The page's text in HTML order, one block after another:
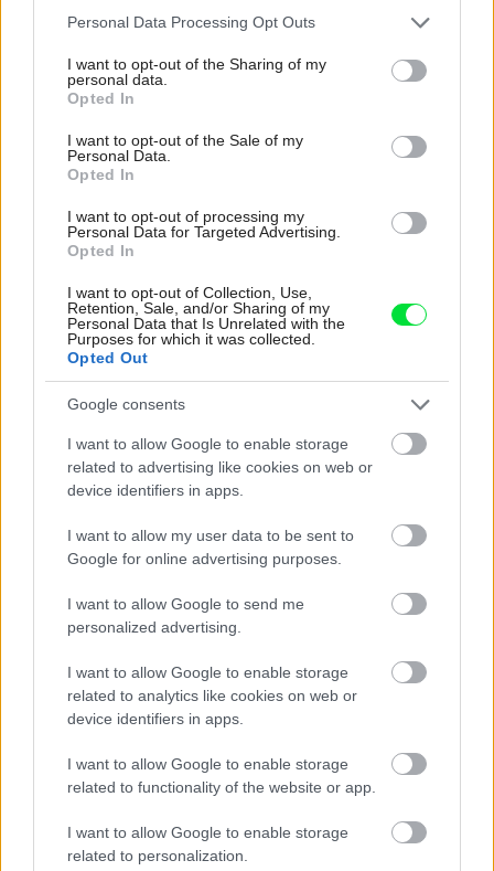
Please note that this website/app uses one or more Google
not limited to your visit or usage behaviour. You may click to
grant or deny consent to Google and its third-party tags to
use your data for below specified purposes in below Google
consent section.
Personal Data Processing Opt Outs
I want to opt-out of the Sharing of my
personal data.
Opted In
I want to opt-out of the Sale of my
Personal Data.
Opted In
I want to opt-out of processing my
Personal Data for Targeted Advertising.
Opted In
I want to opt-out of Collection, Use,
Retention, Sale, and/or Sharing of my
Personal Data that Is Unrelated with the
Purposes for which it was collected.
Opted Out
Google consents
I want to allow Google to enable storage
related to advertising like cookies on web or
device identifiers in apps.
I want to allow my user data to be sent to
Google for online advertising purposes.
I want to allow Google to send me
personalized advertising.
I want to allow Google to enable storage
related to analytics like cookies on web or
device identifiers in apps.
I want to allow Google to enable storage
related to functionality of the website or app.
I want to allow Google to enable storage
related to personalization.
Celý život na 21 metroch. Táto maringotka
ponúka únik do ticha prírody a život, v
ktorom toho netreba veľa
Deti už odrástli, tak si rodičia vytvorili dom
podľa seba. Majú perfektné bývanie pre
svoj život i pre vnúčatá